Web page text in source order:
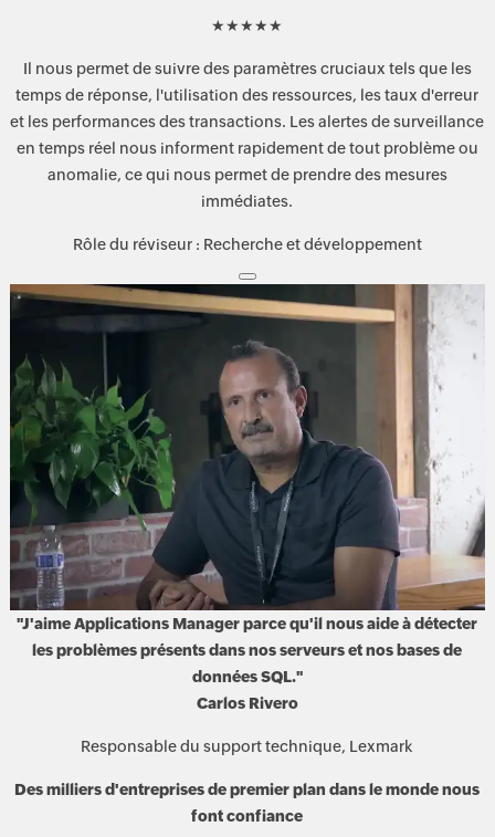
★★★★★
Il nous permet de suivre des paramètres cruciaux tels que les
temps de réponse, l'utilisation des ressources, les taux d'erreur
et les performances des transactions. Les alertes de surveillance
en temps réel nous informent rapidement de tout problème ou
anomalie, ce qui nous permet de prendre des mesures
immédiates.
Rôle du réviseur : Recherche et développement
"J'aime Applications Manager parce qu'il nous aide à détecter
les problèmes présents dans nos serveurs et nos bases de
données SQL."
Carlos Rivero
Responsable du support technique, Lexmark
Des milliers d'entreprises de premier plan dans le monde nous
font confiance